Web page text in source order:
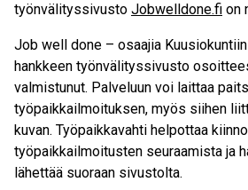
työnvälityssivusto Jobwelldone.fi on
Job well done – osaajia Kuusiokuntiin
hankkeen työnvälityssivusto
valmistunut. Palveluun voi laittaa
työpaikkailmoituksen, myös siihen
kuvan. Työpaikkavahti helpottaa
työpaikkailmoitusten seuraamista ja
lähettää suoraan sivustolta.